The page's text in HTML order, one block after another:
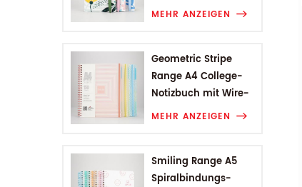
Drahtbindung
MEHR ANZEIGEN
Geometric Stripe
Range A4 College-
Notizbuch mit Wire-
O-Bindung
MEHR ANZEIGEN
Smiling Range A5
Spiralbindungs-